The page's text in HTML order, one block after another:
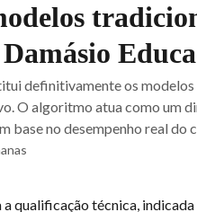
definitivamente os
O algoritmo atua como um
base no desempenho real do
qualificação técnica,